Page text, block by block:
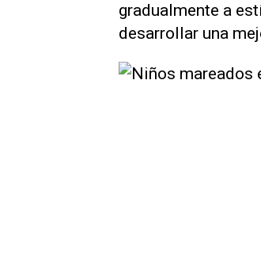
gradualmente a
desarrollar una